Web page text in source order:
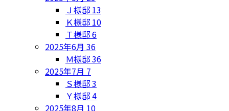
Ｊ様邸 13
Ｋ様邸 10
Ｔ様邸6
2025年6月 36
Ｍ様邸36
2025年7月 7
Ｓ様邸3
Ｙ様邸4
2025年8月 10